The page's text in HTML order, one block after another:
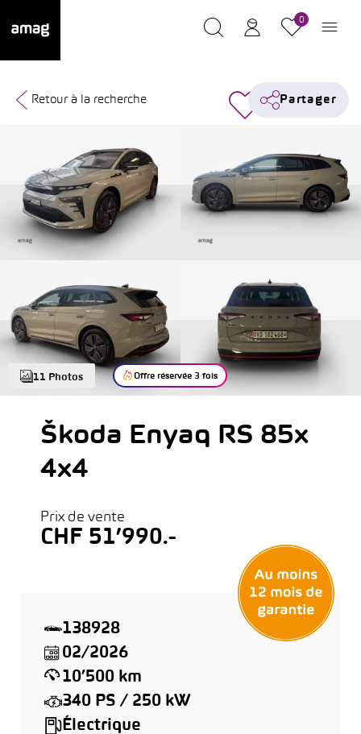
0
11 Photos Offre réservée 3 fois
Retour à la recherche Partager
Škoda Enyaq RS 85x
4x4
Prix de vente
CHF 51’990.-
138928
02/2026
10’500 km
340 PS / 250 kW
Électrique